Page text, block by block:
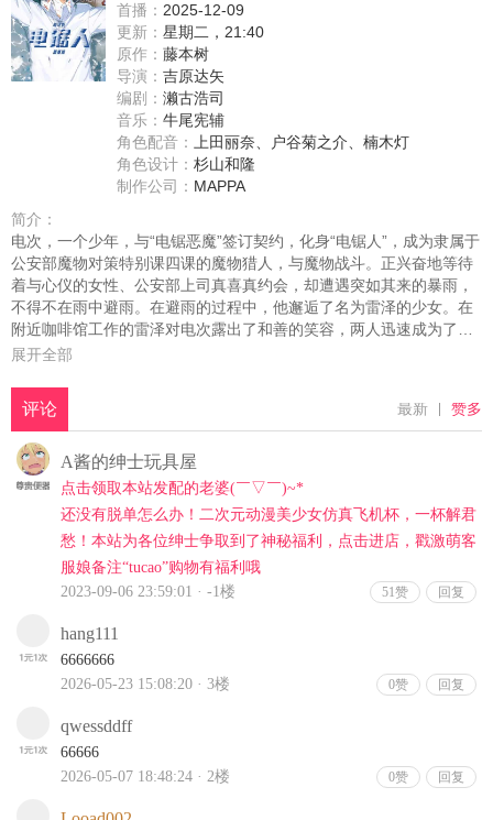
首播： 2025-12-09
更新： 星期二，21:40
原作： 藤本树
导演： 吉原达矢
编剧： 濑古浩司
音乐： 牛尾宪辅
角色配音： 上田丽奈、 户谷菊之介、 楠木灯
角色设计： 杉山和隆
制作公司： MAPPA
简介：
电次，一个少年，与“电锯恶魔”签订契约，化身“电锯人”，成为隶属于
公安部魔物对策特别课四课的魔物猎人，与魔物战斗。正兴奋地等待
着与心仪的女性、公安部上司真喜真约会，却遭遇突如其来的暴雨，
不得不在雨中避雨。在避雨的过程中，他邂逅了名为雷泽的少女。在
附近咖啡馆工作的雷泽对电次露出了和善的笑容，两人迅速成为了好
朋友。这次邂逅标志着电次的日常生活发生了重大改变。
展开全部